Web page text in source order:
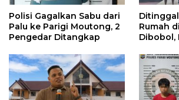
Polisi Gagalkan Sabu dari
Palu ke Parigi Moutong, 2
Pengedar Ditangkap
Rumah
Dibobol,